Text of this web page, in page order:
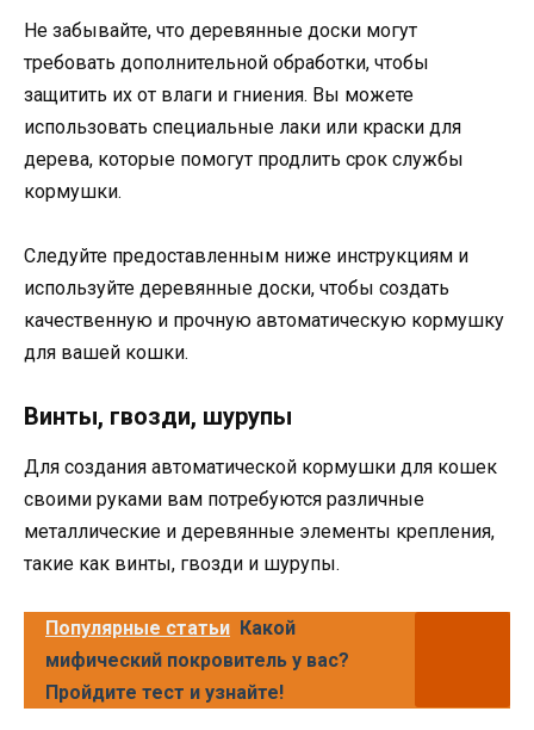
Не забывайте, что деревянные доски могут
требовать дополнительной обработки, чтобы
защитить их от влаги и гниения. Вы можете
использовать специальные лаки или краски для
дерева, которые помогут продлить срок службы
кормушки.
Следуйте предоставленным ниже инструкциям и
используйте деревянные доски, чтобы создать
качественную и прочную автоматическую кормушку
для вашей кошки.
Винты, гвозди, шурупы
Для создания автоматической кормушки для кошек
своими руками вам потребуются различные
металлические и деревянные элементы крепления,
такие как винты, гвозди и шурупы.
Популярные статьи Какой
мифический покровитель у вас?
Пройдите тест и узнайте!